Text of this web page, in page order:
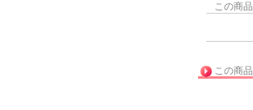
この商
この商